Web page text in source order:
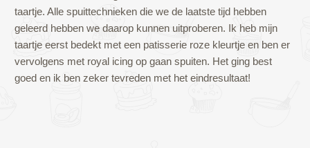
taartje. Alle spuittechnieken die we de laatste tijd hebben
geleerd hebben we daarop kunnen uitproberen. Ik heb mijn
taartje eerst bedekt met een patisserie roze kleurtje en ben er
vervolgens met royal icing op gaan spuiten. Het ging best
goed en ik ben zeker tevreden met het eindresultaat!